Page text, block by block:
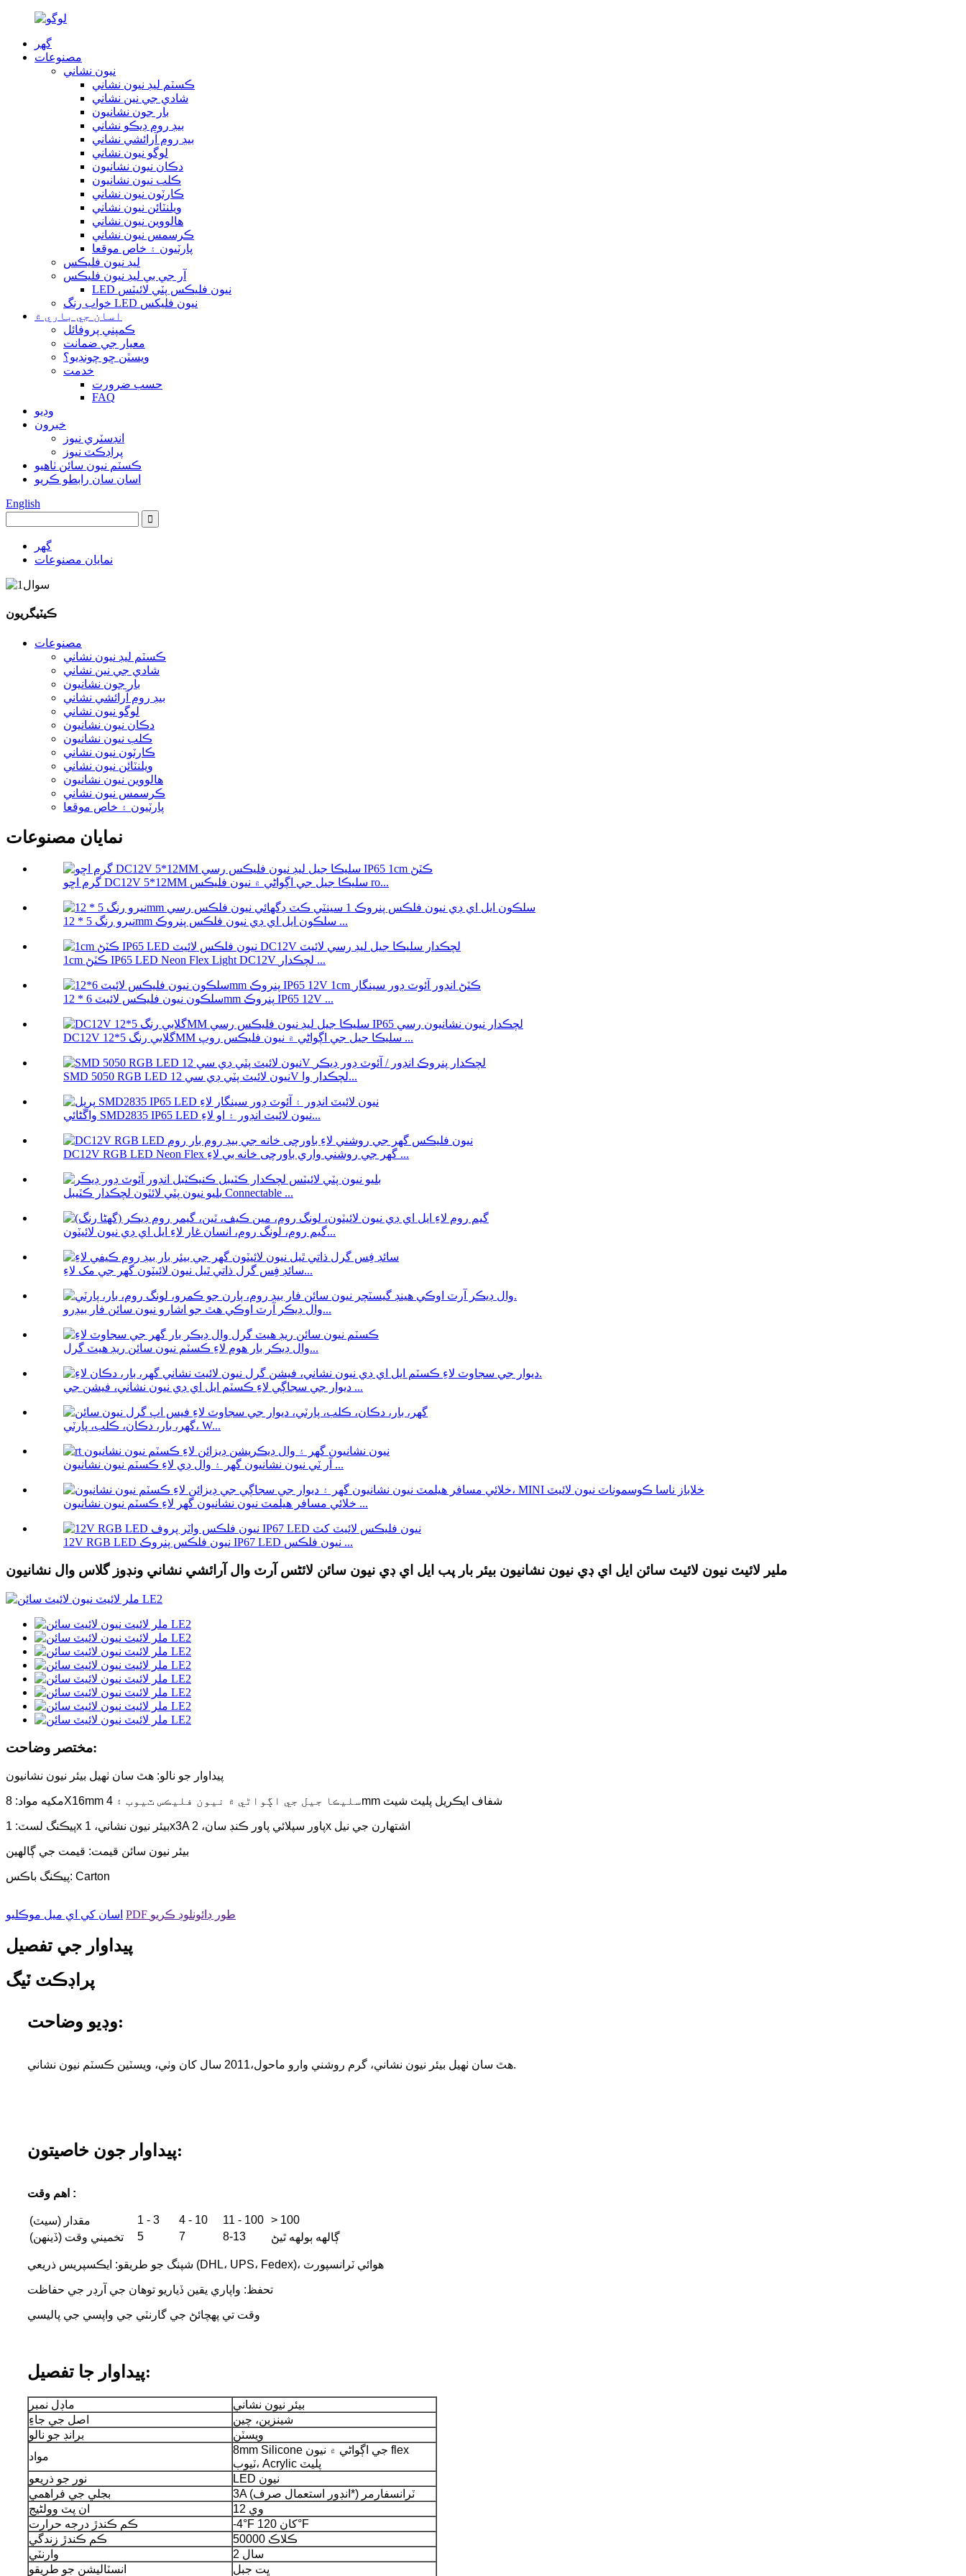
گهر
مصنوعات
نيون نشاني
ڪسٽم ليڊ نيون نشاني
شادي جي نين نشاني
بار جون نشانيون
بيڊ روم ڊيڪو نشاني
بيڊ روم آرائشي نشاني
لوگو نيون نشاني
دڪان نيون نشانيون
ڪلب نيون نشانيون
ڪارٽون نيون نشاني
ويلنٽائن نيون نشاني
هالووین نيون نشاني
ڪرسمس نيون نشاني
پارٽيون ۽ خاص موقعا
ليڊ نيون فليڪس
آر جي بي ليڊ نيون فليڪس
LED نيون فليڪس پٽي لائيٽس
خواب رنگ LED نيون فلیکس
اسان جي باري ۾
ڪمپني پروفائل
معيار جي ضمانت
ويسٽن ڇو چونڊيو؟
خدمت
حسب ضرورت
FAQ
وڊيو
خبرون
انڊسٽري نيوز
پراڊڪٽ نيوز
ڪسٽم نيون سائن ٺاهيو
اسان سان رابطو ڪريو
English
گهر
نمايان مصنوعات
ڪيٽيگريون
مصنوعات
ڪسٽم ليڊ نيون نشاني
شادي جي نين نشاني
بار جون نشانيون
بيڊ روم آرائشي نشاني
لوگو نيون نشاني
دڪان نيون نشانيون
ڪلب نيون نشانيون
ڪارٽون نيون نشاني
ويلنٽائن نيون نشاني
هالووین نيون نشانيون
ڪرسمس نيون نشاني
پارٽيون ۽ خاص موقعا
نمايان مصنوعات
گرم اڇو DC12V 5*12MM سليڪا جيل جي اڳواڻي ۾ نيون فليڪس ro...
نيرو رنگ 5 * 12mm سلڪون ايل اي ڊي نيون فلڪس پنروڪ ...
1cm ڪٽڻ IP65 LED Neon Flex Light DC12V لچڪدار ...
سلڪون نيون فليڪس لائيٽ 6 * 12mm پنروڪ IP65 12V ...
DC12V گلابي رنگ 5*12MM سليڪا جيل جي اڳواڻي ۾ نيون فليڪس روپ ...
SMD 5050 RGB LED نيون لائيٽ پٽي ڊي سي 12V لچڪدار وا...
واڱڻائي SMD2835 IP65 LED نيون لائيٽ انڊور ۽ او لاءِ...
DC12V RGB LED Neon Flex گھر جي روشني واري باورچی خانه بي لاءِ ...
بليو نيون پٽي لائٽون لچڪدار ڪٽيبل Connectable ...
گيم روم، لونگ روم، انسان غار لاءِ ايل اي ڊي نيون لائيٽون...
سائڊ فِس گرل ذاتي ٿيل نيون لائيٽون گھر جي مک لاءِ...
وال ڊيڪر آرٽ اوڪي هٿ جو اشارو نيون سائن فار بيڊرو...
وال ڊيڪر بار هوم لاءِ ڪسٽم نيون سائن ريڊ هيٽ گرل...
ديوار جي سجاڳي لاءِ ڪسٽم ايل اي ڊي نيون نشاني، فيشن جي ...
گهر، بار، دڪان، ڪلب، پارٽي، W...
آر ٽي نيون نشانيون گھر ۽ وال ڊي لاءِ ڪسٽم نيون نشانيون ...
خلائي مسافر هيلمٽ نيون نشانيون گهر لاءِ ڪسٽم نيون نشانيون ...
12V RGB LED نيون فلڪس پنروڪ IP67 LED نيون فلڪس ...
ملير لائيٽ نيون لائيٽ سائن ايل اي ڊي نيون نشانيون بيئر بار پب ايل اي ڊي نيون سائن لائٹس آرٽ وال آرائشي نشاني ونڊوز گلاس وال نشانيون
مختصر وضاحت:
پيداوار جو نالو: هٿ سان ٺهيل بيئر نيون نشانيون
مکيه مواد: 8X16mm سليڪا جيل جي اڳواڻي ۾ نيون فليڪس ٽيوب ۽ 4mm شفاف ايڪريل پليٽ شيٽ
پيڪنگ لسٽ: 1x بيئر نيون نشاني، 1x3A پاور سپلائي پاور ڪنڊ سان، 2x اشتهارن جي نيل
بيئر نيون سائن قيمت: قيمت جي ڳالهين
پيڪنگ باڪس: Carton
اسان کي اي ميل موڪليو PDF طور ڊائونلوڊ ڪريو
پيداوار جي تفصيل
پراڊڪٽ ٽيگ
وڊيو وضاحت:
هٿ سان ٺهيل بيئر نيون نشاني، گرم روشني وارو ماحول،2011 سال کان وٺي، ويسٽين ڪسٽم نيون نشاني.
پيداوار جون خاصيتون:
اهم وقت :
مقدار (سيٽ) 1 - 3 4 - 10 11 - 100 > 100
تخميني وقت (ڏينهن)
5 7 8-13 ڳالهه ٻولهه ٿيڻ
شپنگ جو طريقو: ايڪسپريس ذريعي (DHL، UPS، Fedex)، هوائي ٽرانسپورٽ
تحفظ: واپاري يقين ڏياريو توهان جي آرڊر جي حفاظت
وقت تي پهچائڻ جي گارنٽي جي واپسي جي پاليسي
پيداوار جا تفصيل:
ماڊل نمبر
بيئر نيون نشاني
اصل جي جاءِ
شينزين، چين
برانڊ جو نالو
ويسٽن
مواد
8mm Silicone جي اڳواڻي ۾ نيون flex
ٽيوب، Acrylic پليٽ
نور جو ذريعو
LED نيون
بجلي جي فراهمي
3A ٽرانسفارمر (*انڊور استعمال صرف)
ان پٽ وولٹیج
12 وي
ڪم ڪندڙ درجه حرارت
-4°F کان 120°F
ڪم ڪندڙ زندگي
50000 ڪلاڪ
وارنٽي
2 سال
انسٽاليشن جو طريقو
ڀت جبل